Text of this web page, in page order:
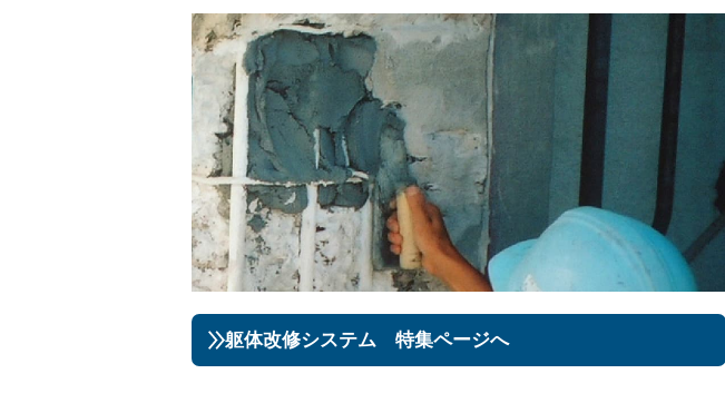
躯体改修システム 特集ページへ